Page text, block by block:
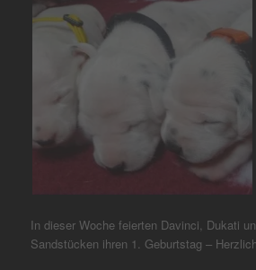
In dieser Woche feierten Davinci, Dukati
Sandstücken ihren 1. Geburtstag –